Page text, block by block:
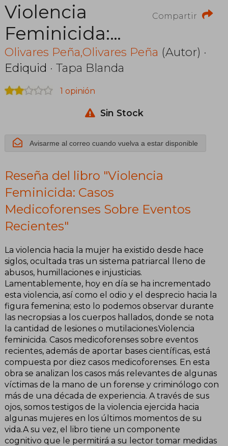
Compartir
Violencia
Feminicida:
Casos
Medicoforenses
Sobre Eventos
Recientes
Olivares Peña,Olivares Peña (Autor) ·
Ediquid · Tapa Blanda
1 opinión
Sin Stock
Avisarme al correo cuando vuelva a estar disponible
Reseña del libro "Violencia
Feminicida: Casos
Medicoforenses Sobre Eventos
Recientes"
La violencia hacia la mujer ha existido desde hace
siglos, ocultada tras un sistema patriarcal lleno de
abusos, humillaciones e injusticias.
Lamentablemente, hoy en día se ha incrementado
esta violencia, así como el odio y el desprecio hacia la
figura femenina; esto lo podemos observar durante
las necropsias a los cuerpos hallados, donde se nota
la cantidad de lesiones o mutilaciones.Violencia
feminicida. Casos medicoforenses sobre eventos
recientes, además de aportar bases científicas, está
compuesta por diez casos medicoforenses. En esta
obra se analizan los casos más relevantes de algunas
víctimas de la mano de un forense y criminólogo con
más de una década de experiencia. A través de sus
ojos, somos testigos de la violencia ejercida hacia
algunas mujeres en los últimos momentos de su
vida.A su vez, el libro tiene un componente
cognitivo que le permitirá a su lector tomar medidas